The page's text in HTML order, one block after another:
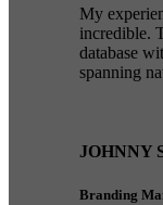
My
incredible.
database
spanning
JOHNNY
Branding